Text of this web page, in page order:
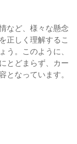
など、様々な懸念
正しく理解するこ
う。このように、
とどまらず、カー
となっています。